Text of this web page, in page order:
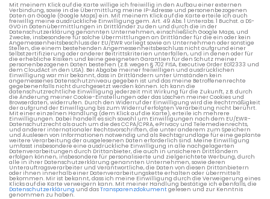
Mit meinem Klick auf die Karte willige ich freiwillig in den Aufbau einer externen
Verbindung, sowie in die Übermittlung meine IP-Adresse und personenbezogenen
Daten an Google (Google Maps) ein. Mit meinem Klick auf die Karte erteile ich auch
freiwillig meine ausdrückliche Einwilligung gem. Art. 49 Abs. 1 Unterabs. 1 Buchst. a DS-
GVO in Datenübermittlungen in Drittländer zu den und durch die in der
Datenschutzerklärung genannten Unternehmen, einschließlich Google Maps, und
Zwecke, insbesondere für solche Übermittlungen an Drittländer für die ein oder kein
Angemessenheitsbeschluss der EU/EWR vorliegt sowie an Unternehmen oder sonstige
Stellen, die einem bestehenden Angemessenheitsbeschluss nicht aufgrund einer
Selbstzertifizierung oder anderer Beitrittskriterien unterfallen, und in denen oder für
die erhebliche Risiken und keine geeigneten Garantien für den Schutz meiner
personenbezogenen Daten bestehen (z.B. wegen § 702 FISA, Executive Order EO12333 und
dem CloudAct in den USA). Bei Abgabe meiner freiwilligen und ausdrücklichen
Einwilligung war mir bekannt, dass in Drittländern unter Umständen kein
angemessenes Datenschutzniveau gegeben ist und das meine Betroffenenrechte
gegebenenfalls nicht durchgesetzt werden können. Ich kann die
datenschutzrechtliche Einwilligung jederzeit mit Wirkung für die Zukunft, z.B. durch
die Änderung meiner Cookie-Einstellungen oder das Löschen meiner Cookies und
Browserdaten, widerrufen. Durch den Widerruf der Einwilligung wird die Rechtmäßigkeit
der aufgrund der Einwilligung bis zum Widerruf erfolgten Verarbeitung nicht berührt.
Mit einer einzelnen Handlung (dem Klick auf die Karte), erteile ich mehrere
Einwilligungen. Dabei handelt es sich sowohl um Einwilligungen nach dem EU/EWR-
Datenschutzrecht als auch um die des CCPA/CPRA, ePrivacy und Telemedienrechts,
und anderer internationaler Rechtsvorschriften, die unter anderem zum Speichern
und Auslesen von Informationen notwendig und als Rechtsgrundlage für eine geplante
weitere Verarbeitung der ausgelesenen Daten erforderlich sind. Meine Einwilligung
umfasst insbesondere eine ausdrückliche Einwilligung in alle nachgelagerten
Datenverarbeitungen durch Drittanbieter, die auch in unsicheren Drittländern
erfolgen können, insbesondere für personalisierte und zielgerichtete Werbung, durch
alle in ihrer Datenschutzerklärung genannten Unternehmen, sowie deren
Unterauftragsverarbeiter und Verantwortliche, die Daten von diesen Drittanbietern
oder ihnen innerhalb einer Datenverarbeitungskette erhalten oder übermittelt
bekommen. Mir ist bekannt, dass ich meine Einwilligung durch die Verweigerung eines
Klicks auf die Karte verweigern kann. Mit meiner Handlung bestätige ich ebenfalls, die
Datenschutzerklärung und dasTransparenzdokumentgelesen und zur Kenntnis
genommen zu haben.